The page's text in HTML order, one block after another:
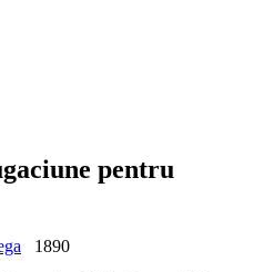
pentru
1890